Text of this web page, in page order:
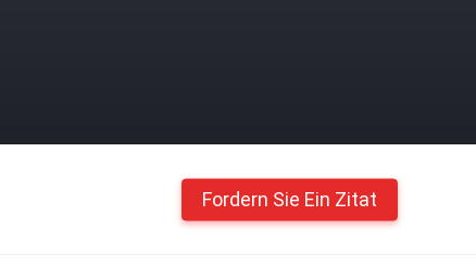
Fordern Sie Ein Zitat